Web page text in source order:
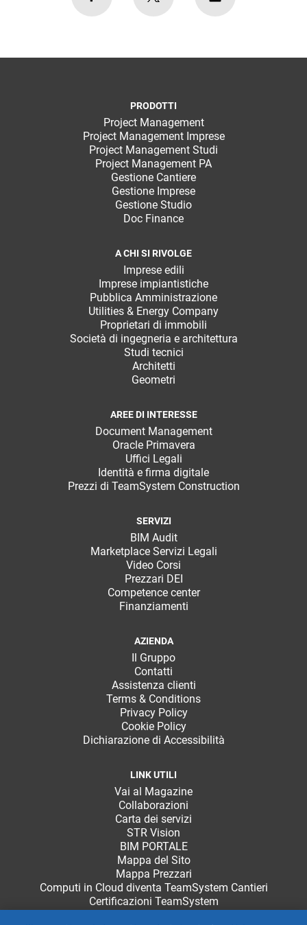
PRODOTTI
Project Management
Project Management Imprese
Project Management Studi
Project Management PA
Gestione Cantiere
Gestione Imprese
Gestione Studio
Doc Finance
A CHI SI RIVOLGE
Imprese edili
Imprese impiantistiche
Pubblica Amministrazione
Utilities & Energy Company
Proprietari di immobili
Società di ingegneria e architettura
Studi tecnici
Architetti
Geometri
AREE DI INTERESSE
Document Management
Oracle Primavera
Uffici Legali
Identità e firma digitale
Prezzi di TeamSystem Construction
SERVIZI
BIM Audit
Marketplace Servizi Legali
Video Corsi
Prezzari DEI
Competence center
Finanziamenti
AZIENDA
Il Gruppo
Contatti
Assistenza clienti
Terms & Conditions
Privacy Policy
Cookie Policy
Dichiarazione di Accessibilità
LINK UTILI
Vai al Magazine
Collaborazioni
Carta dei servizi
STR Vision
BIM PORTALE
Mappa del Sito
Mappa Prezzari
Computi in Cloud diventa TeamSystem Cantieri
Certificazioni TeamSystem